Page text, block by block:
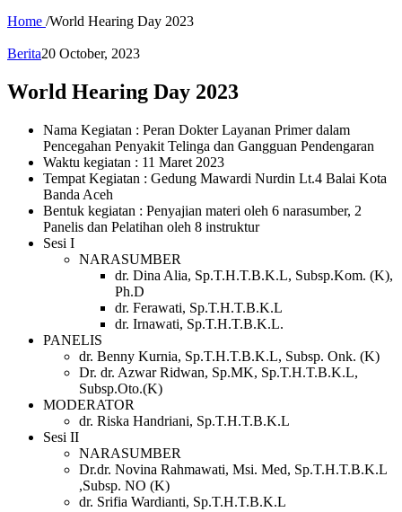
Home /World Hearing Day 2023
Berita20 October, 2023
World Hearing Day 2023
Nama Kegiatan : Peran Dokter Layanan Primer dalam
Pencegahan Penyakit Telinga dan Gangguan Pendengaran
Waktu kegiatan : 11 Maret 2023
Tempat Kegiatan : Gedung Mawardi Nurdin Lt.4 Balai Kota
Banda Aceh
Bentuk kegiatan : Penyajian materi oleh 6 narasumber, 2
Panelis dan Pelatihan oleh 8 instruktur
Sesi I
NARASUMBER
dr. Dina Alia, Sp.T.H.T.B.K.L, Subsp.Kom. (K),
Ph.D
dr. Ferawati, Sp.T.H.T.B.K.L
dr. Irnawati, Sp.T.H.T.B.K.L.
PANELIS
dr. Benny Kurnia, Sp.T.H.T.B.K.L, Subsp. Onk. (K)
Dr. dr. Azwar Ridwan, Sp.MK, Sp.T.H.T.B.K.L,
Subsp.Oto.(K)
MODERATOR
dr. Riska Handriani, Sp.T.H.T.B.K.L
Sesi II
NARASUMBER
Dr.dr. Novina Rahmawati, Msi. Med, Sp.T.H.T.B.K.L
,Subsp. NO (K)
dr. Srifia Wardianti, Sp.T.H.T.B.K.L